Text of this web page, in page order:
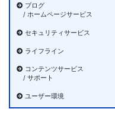
ブログ
/ ホームページサービス
セキュリティサービス
ライフライン
コンテンツサービス
/ サポート
ユーザー環境